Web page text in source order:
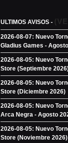
ULTIMOS AVISOS -
2026-08-07: Nuevo
Gladius Games -
2026-08-05: Nuevo
Store (Septiembre
2026-08-05: Nuevo
Store (Diciembre 2026)
2026-08-05: Nuevo
Arca Negra - Agosto
2026-08-05: Nuevo
Store (Noviembre 2026)